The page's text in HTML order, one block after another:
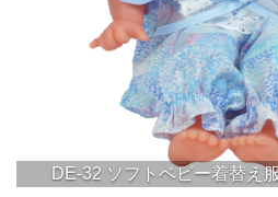
DE-32 ソフトベビー着替え